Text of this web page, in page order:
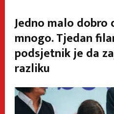
Jedno malo
mnogo. Tjedan
podsjetnik je da
razliku